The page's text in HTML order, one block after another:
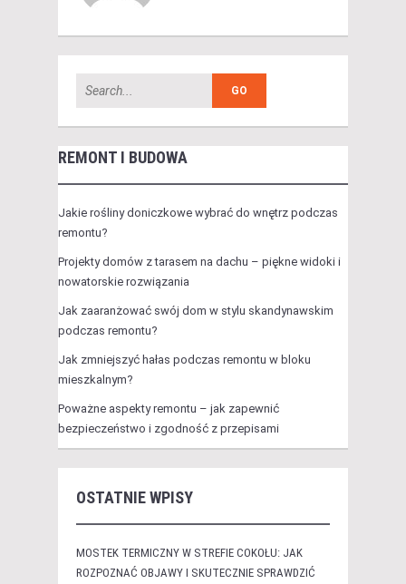
REMONT I BUDOWA
Jakie rośliny doniczkowe wybrać do wnętrz podczas
remontu?
Projekty domów z tarasem na dachu – piękne widoki i
nowatorskie rozwiązania
Jak zaaranżować swój dom w stylu skandynawskim
podczas remontu?
Jak zmniejszyć hałas podczas remontu w bloku
mieszkalnym?
Poważne aspekty remontu – jak zapewnić
bezpieczeństwo i zgodność z przepisami
OSTATNIE WPISY
MOSTEK TERMICZNY W STREFIE COKOŁU: JAK
ROZPOZNAĆ OBJAWY I SKUTECZNIE SPRAWDZIĆ